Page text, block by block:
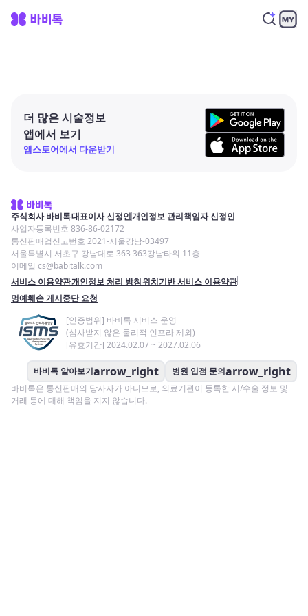
더 많은 시술정보
앱에서 보기
앱스토어에서 다운받기
주식회사 바비톡대표이사 신정인개인정보 관리책임자 신정인
사업자등록번호 836-86-02172
통신판매업신고번호 2021-서울강남-03497
서울특별시 서초구 강남대로 363 363강남타워 11층
이메일 cs@babitalk.com
서비스 이용약관개인정보 처리 방침위치기반 서비스 이용약관
명예훼손 게시중단 요청
[인증범위] 바비톡 서비스 운영
(심사받지 않은 물리적 인프라 제외)
[유효기간] 2024.02.07 ~ 2027.02.06
바비톡 알아보기arrow_right 병원 입점 문의arrow_right
바비톡은 통신판매의 당사자가 아니므로, 의료기관이 등록한 시/수술 정보 및
거래 등에 대해 책임을 지지 않습니다.